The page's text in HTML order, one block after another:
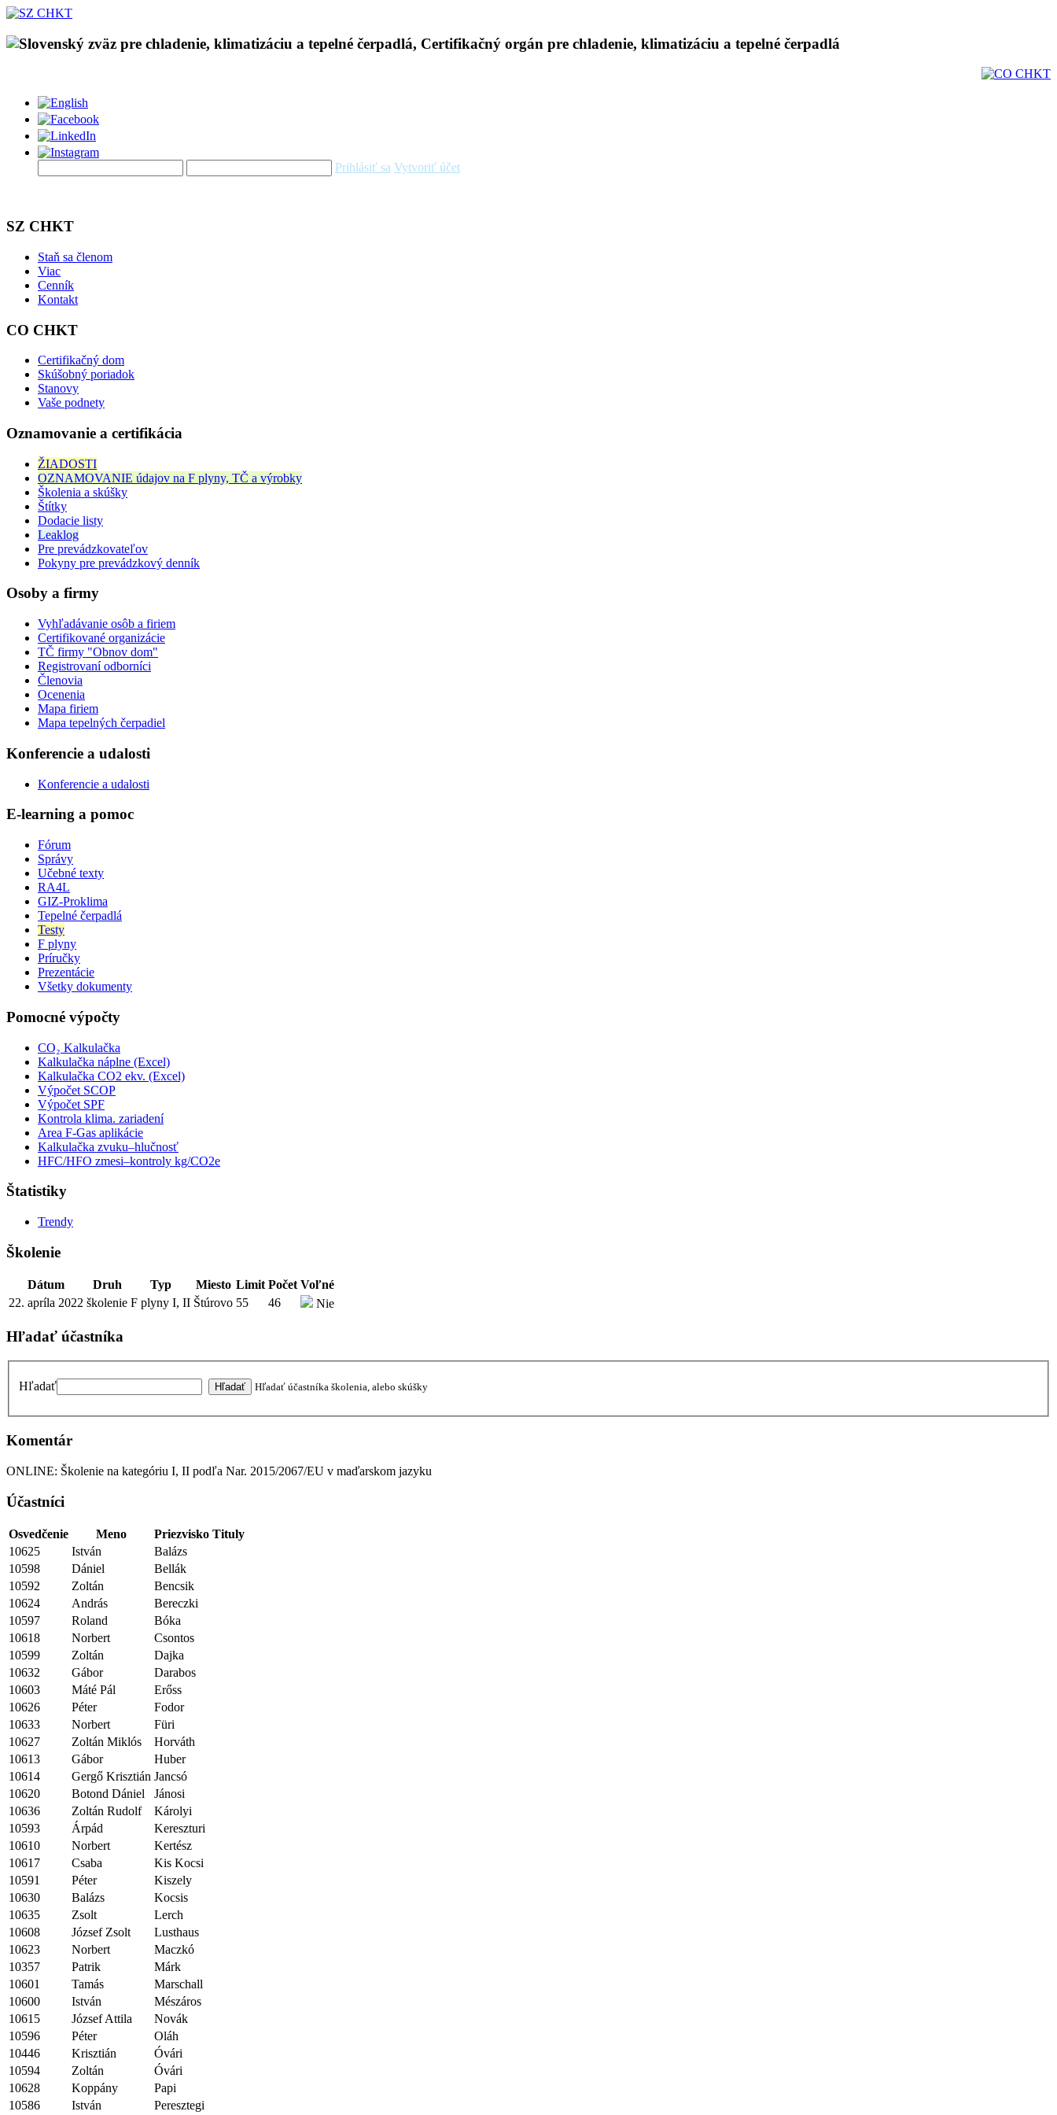
Prihlásiť sa Vytvoriť účet
SZ CHKT
Staň sa členom
Viac
Cenník
Kontakt
CO CHKT
Certifikačný dom
Skúšobný poriadok
Stanovy
Vaše podnety
Oznamovanie a certifikácia
ŽIADOSTI
OZNAMOVANIE údajov na F plyny, TČ a výrobky
Školenia a skúšky
Štítky
Dodacie listy
Leaklog
Pre prevádzkovateľov
Pokyny pre prevádzkový denník
Osoby a firmy
Vyhľadávanie osôb a firiem
Certifikované organizácie
TČ firmy "Obnov dom"
Registrovaní odborníci
Členovia
Ocenenia
Mapa firiem
Mapa tepelných čerpadiel
Konferencie a udalosti
Konferencie a udalosti
E-learning a pomoc
Fórum
Správy
Učebné texty
RA4L
GIZ-Proklima
Tepelné čerpadlá
Testy
F plyny
Príručky
Prezentácie
Všetky dokumenty
Pomocné výpočty
CO₂ Kalkulačka
Kalkulačka náplne (Excel)
Kalkulačka CO2 ekv. (Excel)
Výpočet SCOP
Výpočet SPF
Kontrola klima. zariadení
Area F-Gas aplikácie
Kalkulačka zvuku–hlučnosť
HFC/HFO zmesi–kontroly kg/CO2e
Štatistiky
Trendy
Školenie
Dátum Druh Typ Miesto Limit Počet Voľné
22. apríla 2022 školenie F plyny I, II Štúrovo 55 46 Nie
Hľadať účastníka
Hľadať Hľadať účastníka školenia, alebo skúšky
Komentár
ONLINE: Školenie na kategóriu I, II podľa Nar. 2015/2067/EU v maďarskom jazyku
Účastníci
Osvedčenie Meno Priezvisko Tituly
10625
István
Balázs
10598
Dániel
Bellák
10592
Zoltán
Bencsik
10624
András
Bereczki
10597
Roland
Bóka
10618
Norbert
Csontos
10599
Zoltán
Dajka
10632
Gábor
Darabos
10603
Máté Pál
Erőss
10626
Péter
Fodor
10633
Norbert
Füri
10627
Zoltán Miklós
Horváth
10613
Gábor
Huber
10614
Gergő Krisztián Jancsó
10620
Botond Dániel
Jánosi
10636
Zoltán Rudolf
Károlyi
10593
Árpád
Kereszturi
10610
Norbert
Kertész
10617
Csaba
Kis Kocsi
10591
Péter
Kiszely
10630
Balázs
Kocsis
10635
Zsolt
Lerch
10608
József Zsolt
Lusthaus
10623
Norbert
Maczkó
10357
Patrik
Márk
10601
Tamás
Marschall
10600
István
Mészáros
10615
József Attila
Novák
10596
Péter
Oláh
10446
Krisztián
Óvári
10594
Zoltán
Óvári
10628
Koppány
Papi
10586
István Peresztegi